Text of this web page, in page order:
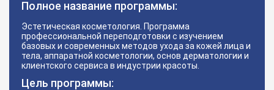
Полное название программы:
Эстетическая косметология. Программа
профессиональной переподготовки с изучением
базовых и современных методов ухода за кожей лица и
тела, аппаратной косметологии, основ дерматологии и
клиентского сервиса в индустрии красоты.
Цель программы: